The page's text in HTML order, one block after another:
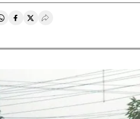
Compartir en Whatsapp
Compartir en Facebook
Compartir en Twitter
Desplegar Redes Sociales